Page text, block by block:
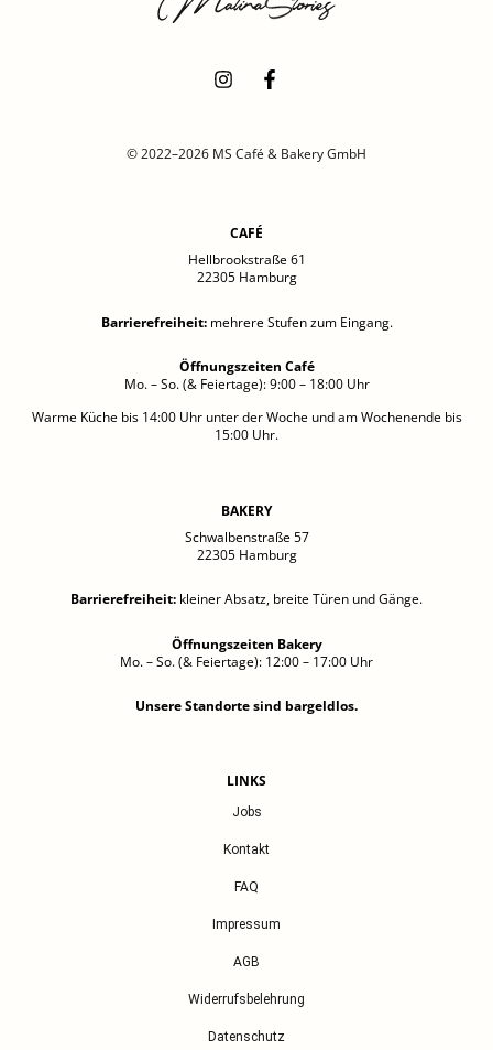
© 2022–2026 MS Café & Bakery GmbH
CAFÉ
Hellbrookstraße 61
22305 Hamburg
Barrierefreiheit: mehrere Stufen zum Eingang.
Öffnungszeiten Café
Mo. – So. (& Feiertage): 9:00 – 18:00 Uhr
Warme Küche bis 14:00 Uhr unter der Woche und am Wochenende bis
15:00 Uhr.
BAKERY
Schwalbenstraße 57
22305 Hamburg
Barrierefreiheit: kleiner Absatz, breite Türen und Gänge.
Öffnungszeiten Bakery
Mo. – So. (& Feiertage): 12:00 – 17:00 Uhr
Unsere Standorte sind bargeldlos.
LINKS
Jobs
Kontakt
FAQ
Impressum
AGB
Widerrufsbelehrung
Datenschutz